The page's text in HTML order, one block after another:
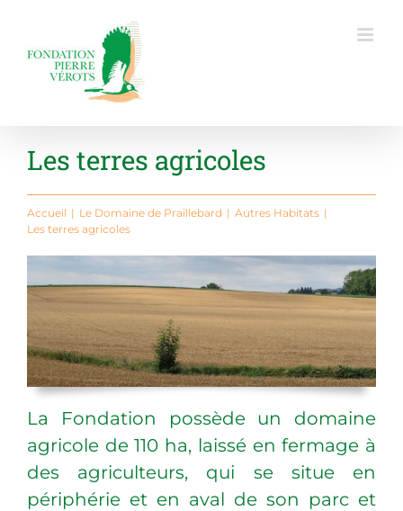
contenu
Les terres agricoles
Accueil Le Domaine de Praillebard
Autres Habitats
Les terres agricoles
La Fondation possède un domaine
agricole de 110 ha, laissé en fermage à
des agriculteurs, qui se situe en
périphérie et en aval de son parc et